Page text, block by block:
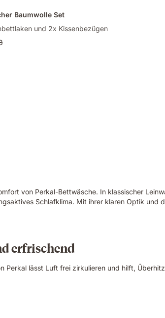
Baumwolle Set
und 2x Kissenbezügen
von Perkal-Bettwäsche. In klassischer
Schlafklima. Mit ihrer klaren Optik
erfrischend
Perkal lässt Luft frei zirkulieren und hilft,